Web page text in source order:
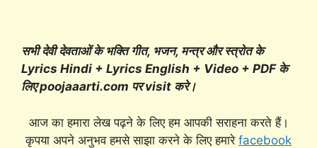
सभी देवी देवताओं के भक्ति गीत, भजन, मन्त्र और स्त्रोत के
Lyrics Hindi + Lyrics English + Video + PDF के
लिए poojaaarti.com पर visit करे।
आज का हमारा लेख पढ़ने के लिए हम आपकी सराहना करते हैं।
कृपया अपने अनुभव हमसे साझा करने के लिए हमारे facebook